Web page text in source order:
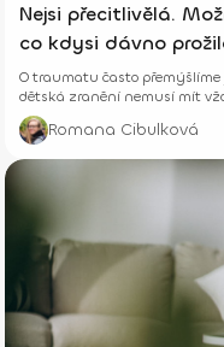
Nejsi přecitlivělá.
co kdysi dávno
O traumatu často přemýšlíme
dětská zranění nemusí mít
vznikají potichu.
Romana Cibulková